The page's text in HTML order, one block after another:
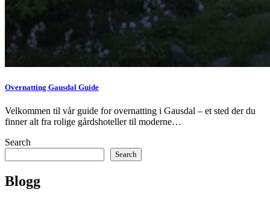
Overnatting Gausdal Guide
Velkommen til vår guide for overnatting i Gausdal – et sted der du
finner alt fra rolige gårdshoteller til moderne…
Search
Search
Blogg